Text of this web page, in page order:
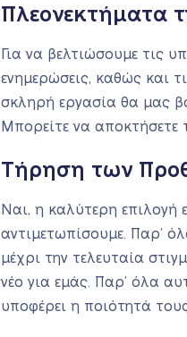
Πλεονεκτήματα
Για να βελτιώσουμε τις
ενημερώσεις, καθώς και
σκληρή εργασία θα μας
Μπορείτε να αποκτήσετε
Τήρηση των
Ναι, η καλύτερη επιλογή
αντιμετωπίσουμε. Παρ’
μέχρι την τελευταία
νέο για εμάς. Παρ’ όλα
υποφέρει η ποιότητά